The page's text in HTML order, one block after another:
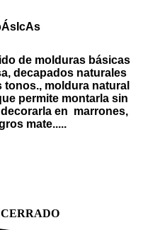
de molduras básicas
decapados naturales
moldura natural
permite montarla sin
en marrones,
mate.....